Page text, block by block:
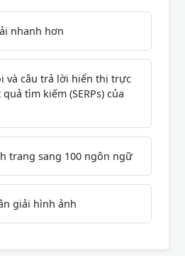
nhanh hơn
và câu trả lời hiển thị trực
tìm kiếm (SERPs) của
trang sang 100 ngôn ngữ
giải hình ảnh